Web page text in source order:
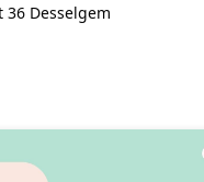
36 Desselgem